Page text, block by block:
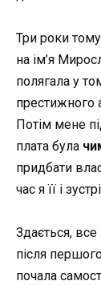
Три роки
на ім’я
полягала у
престижного
Потім мене
плата була
придбати
час я її і
Здається,
після
почала